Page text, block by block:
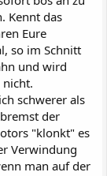
Kennt das
Eure
so im Schnitt
und wird
nicht.
schwerer als
der
"klonkt" es
Verwindung
man auf der